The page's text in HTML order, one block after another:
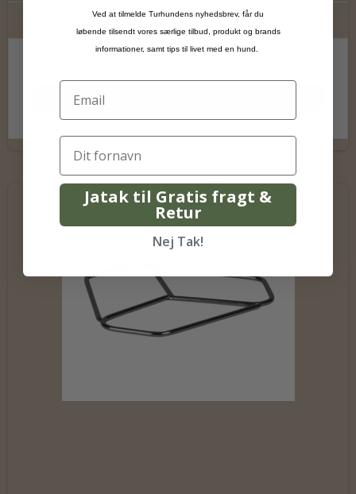
Ved at tilmelde Turhundens nyhedsbrev, får du
løbende tilsendt vores særlige tilbud, produkt og brands
informationer, samt tips til livet med en hund.
Jatak til Gratis fragt &
Retur
Nej Tak!